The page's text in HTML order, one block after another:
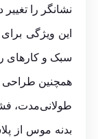
نشانگر را تغییر
این ویژگی
سبک و کارهای
همچنین طراحی
طولانی‌مدت،
بدنه موس از